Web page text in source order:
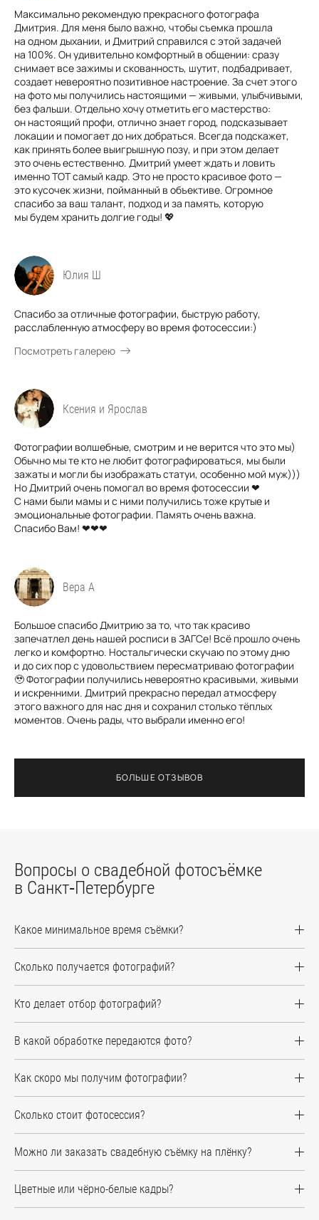
Максимально рекомендую прекрасного фотографа
Дмитрия. Для меня было важно, чтобы съемка прошла
на одном дыхании, и Дмитрий справился с этой задачей
на 100%. Он удивительно комфортный в общении: сразу
снимает все зажимы и скованность, шутит, подбадривает,
создает невероятно позитивное настроение. За счет этого
на фото мы получились настоящими — живыми, улыбчивыми,
без фальши. Отдельно хочу отметить его мастерство:
он настоящий профи, отлично знает город, подсказывает
локации и помогает до них добраться. Всегда подскажет,
как принять более выигрышную позу, и при этом делает
это очень естественно. Дмитрий умеет ждать и ловить
именно ТОТ самый кадр. Это не просто красивое фото —
это кусочек жизни, пойманный в объективе. Огромное
спасибо за ваш талант, подход и за память, которую
мы будем хранить долгие годы! 💖
Юлия Ш
Спасибо за отличные фотографии, быструю работу,
расслабленную атмосферу во время фотосессии:)
Посмотреть галерею
Ксения и Ярослав
Фотографии волшебные, смотрим и не верится что это мы)
Обычно мы те кто не любит фотографироваться, мы были
зажаты и могли бы изображать статуи, особенно мой муж)))
Но Дмитрий очень помогал во время фотосессии ❤
С нами были мамы и с ними получились тоже крутые и
эмоциональные фотографии. Память очень важна.
Спасибо Вам! ❤❤❤
Вера А
Большое спасибо Дмитрию за то, что так красиво
запечатлел день нашей росписи в ЗАГСе! Всё прошло очень
легко и комфортно. Ностальгически скучаю по этому дню
и до сих пор с удовольствием пересматриваю фотографии
🥹 Фотографии получились невероятно красивыми, живыми
и искренними. Дмитрий прекрасно передал атмосферу
этого важного для нас дня и сохранил столько тёплых
моментов. Очень рады, что выбрали именно его!
БОЛЬШЕ ОТЗЫВОВ
Вопросы о свадебной фотосъёмке
в Санкт‑Петербурге
Какое минимальное время съёмки?
Сколько получается фотографий?
Кто делает отбор фотографий?
В какой обработке передаются фото?
Как скоро мы получим фотографии?
Сколько стоит фотосессия?
Можно ли заказать свадебную съёмку на плёнку?
Цветные или чёрно-белые кадры?